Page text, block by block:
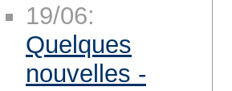
19/06:
Quelques
nouvelles -